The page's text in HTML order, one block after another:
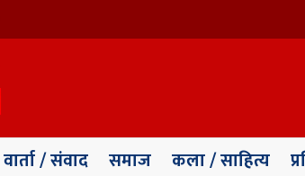
वार्ता / संवाद समाज कला / साहित्य